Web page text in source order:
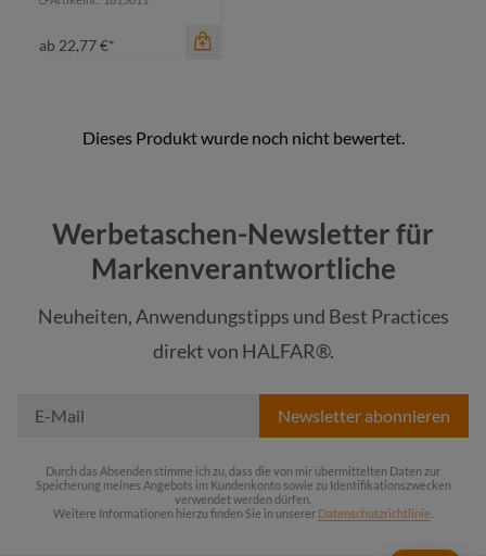
ab 22,77 €*
Werbetaschen-Newsletter für
Markenverantwortliche
Neuheiten, Anwendungstipps und Best Practices
direkt von HALFAR®.
Newsletter abonnieren
Durch das Absenden stimme ich zu, dass die von mir übermittelten Daten zur
Speicherung meines Angebots im Kundenkonto sowie zu Identifikationszwecken
verwendet werden dürfen.
Weitere Informationen hierzu finden Sie in unserer Datenschutzrichtlinie